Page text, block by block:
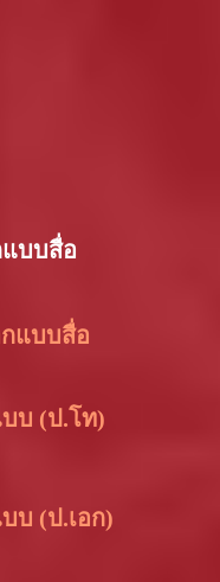
บบสื่อ
แบบสื่อ
บ (ป.โท)
บ (ป.เอก)